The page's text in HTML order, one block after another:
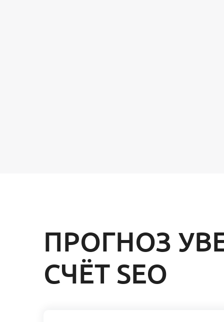
ПРОГНОЗ
СЧЁТ SEO